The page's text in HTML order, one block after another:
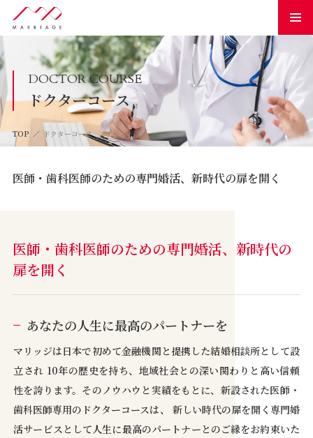
DOCTOR COURSE
ドクターコース
TOP ドクターコース
医師・歯科医師のための専門婚活、新時代の扉を開く
医師・歯科医師のための専門婚活、新時代の
扉を開く
あなたの人生に最高のパートナーを
マリッジは日本で初めて金融機関と提携した結婚相談所として設
立され 10年の歴史を持ち、地域社会との深い関わりと高い信頼
性を誇ります。そのノウハウと実績をもとに、新設された医師・
歯科医師専用のドクターコースは、 新しい時代の扉を開く専門婚
活サービスとして人生に最高のパートナーとのご縁をお約束いた